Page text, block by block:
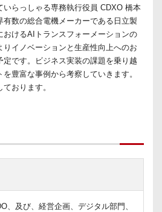
いらっしゃる専務執行役員 CDXO 橋本
数の総合電機メーカーである日立製
おけるAIトランスフォーメーションの
イノベーションと生産性向上へのお
です。ビジネス実装の課題を乗り越
豊富な事例から考察していきます。
おります。
、及び、経営企画、デジタル部門、